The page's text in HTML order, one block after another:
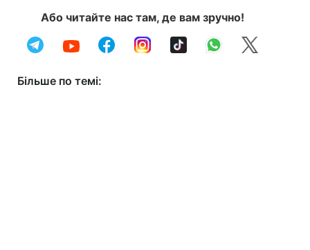
Або читайте нас там, де вам зручно!
Більше по темі: